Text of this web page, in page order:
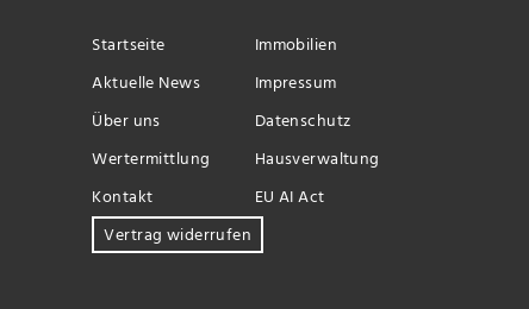
Startseite
Immobilien
Aktuelle News
Impressum
Über uns
Datenschutz
Wertermittlung
Hausverwaltung
Kontakt
EU AI Act
Vertrag widerrufen